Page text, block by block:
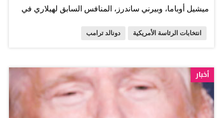
ميشيل أوباما، وبيرني ساندرز، المنافس السابق لهيلاري في
ترد شخصيات تتمتع بنفوذ مثل الرئيس الأسبق بيل كلينتون،
خلال فعاليات المؤتمر الذي يستمر أربعة أيام، على ما تعهد به
المرشح الجمهوري، في مقابلة تلفزيونية بُثت، أمس الأحد،
انتخابات الرئاسة الأمريكية دونالد ترامب
أخبار